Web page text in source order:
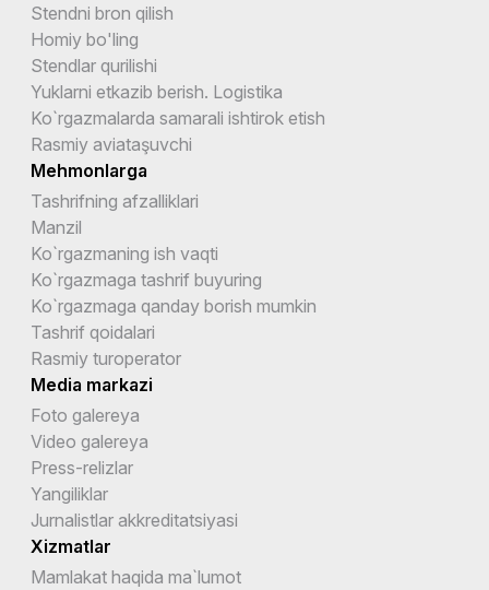
Stendni bron qilish
Homiy bo'ling
Stendlar qurilishi
Yuklarni etkazib berish. Logistika
Ko`rgazmalarda samarali ishtirok etish
Rasmiy aviataşuvchi
Mehmonlarga
Tashrifning afzalliklari
Manzil
Ko`rgazmaning ish vaqti
Ko`rgazmaga tashrif buyuring
Ko`rgazmaga qanday borish mumkin
Tashrif qoidalari
Rasmiy turoperator
Media markazi
Foto galereya
Video galereya
Press-relizlar
Yangiliklar
Jurnalistlar akkreditatsiyasi
Xizmatlar
Mamlakat haqida ma`lumot